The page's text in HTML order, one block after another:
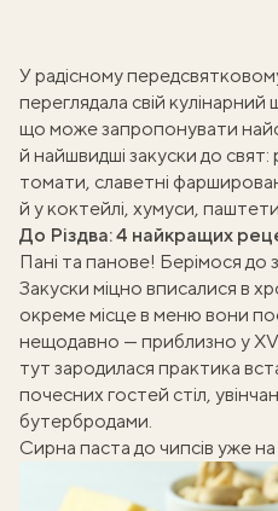
У радісному
переглядала свій кулінарний
що може запропонувати
й найшвидші закуски до
томати, славетні
й у коктейлі, хумуси,
До Різдва:4 найкращих
Пані та панове! Берімося до
Закуски міцно вписалися в
окреме місце в меню вони
нещодавно — приблизно у
тут зародилася практика
почесних гостей стіл,
бутербродами.
Сирна паста до чипсів уже на